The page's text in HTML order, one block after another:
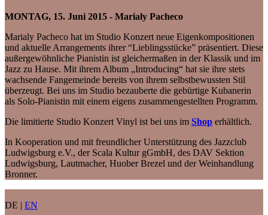
MONTAG, 15. Juni 2015 - Marialy Pacheco
Marialy Pacheco hat im Studio Konzert neue Eigenkompositionen
und aktuelle Arrangements ihrer “Lieblingsstücke” präsentiert. Diese
außergewöhnliche Pianistin ist gleichermaßen in der Klassik und im
Jazz zu Hause. Mit ihrem Album „Introducing“ hat sie ihre stets
wachsende Fangemeinde bereits von ihrem selbstbewussten Stil
überzeugt. Bei uns im Studio bezauberte die gebürtige Kubanerin
als Solo-Pianistin mit einem eigens zusammengestellten Programm.
Die limitierte Studio Konzert Vinyl ist bei uns im Shop erhältlich.
In Kooperation und mit freundlicher Unterstützung des Jazzclub
Ludwigsburg e.V., der Scala Kultur gGmbH, des DAV Sektion
Ludwigsburg, Lautmacher, Huober Brezel und der Weinhandlung
Bronner.
DE | EN